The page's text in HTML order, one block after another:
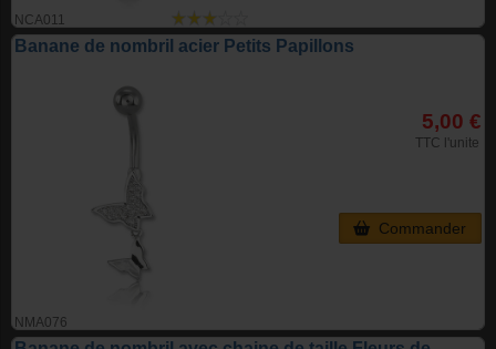
NCA011
Banane de nombril acier Petits Papillons
NMA076
5,00 €
TTC l'unite
Commander